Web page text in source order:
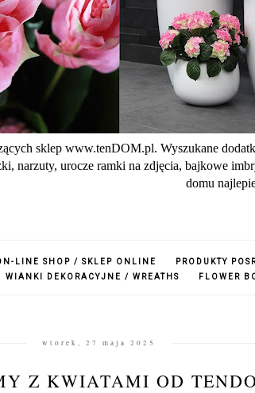
sklep www.tenDOM.pl. Wyszukane
narzuty, urocze ramki na zdjęcia, bajkowe
domu
LINE SHOP / SKLEP ONLINE PRODUKTY
WIANKI DEKORACYJNE / WREATHS FLOWER
wtorek, 27 maja 2025
Z KWIATAMI OD